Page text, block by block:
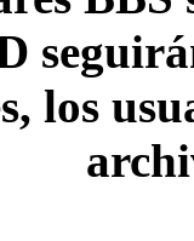
los